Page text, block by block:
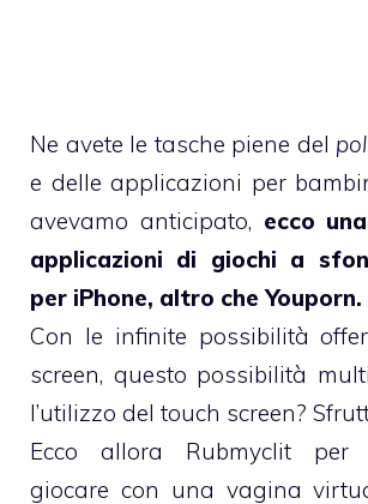
Ne avete le tasche piene del
e delle applicazioni per
avevamo anticipato, ecco
applicazioni di giochi a
per iPhone, altro cheYouporn.
Con le infinite possibilità
screen, questo possibilità
l’utilizzo del touch screen?
Ecco allora Rubmyclit per
giocare con una vagina